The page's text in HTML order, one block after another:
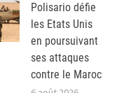
Polisario défie
les Etats Unis
en poursuivant
ses attaques
contre le Maroc